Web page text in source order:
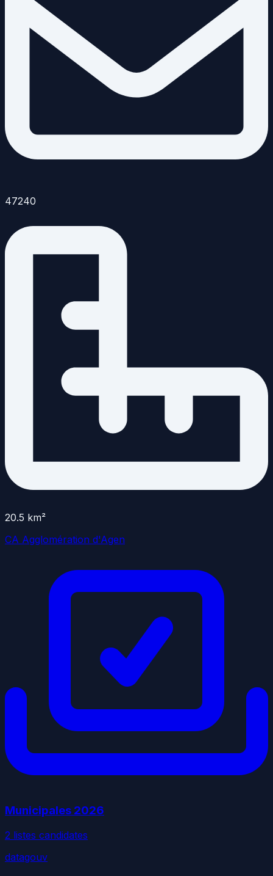
47240
20.5 km²
CA Agglomération d'Agen
Municipales 2026
2 listes candidates
datagouv